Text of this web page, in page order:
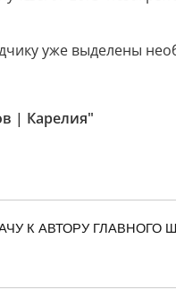
уже выделены
| Карелия"
ДАЧУ К АВТОРУ